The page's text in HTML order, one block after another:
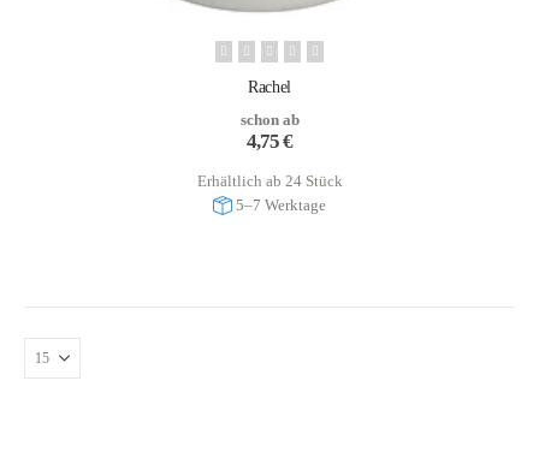
Rachel
schon ab
4,75€
Erhältlich ab 24 Stück
5–7 Werktage